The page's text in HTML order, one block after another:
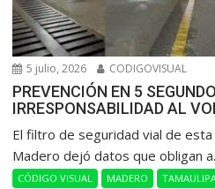
5 julio, 2026 CODIGOVISUAL
PREVENCIÓN EN 5
IRRESPONSABILIDAD AL
​El filtro de seguridad vial de esta
Madero dejó datos que obligan
CÓDIGO VISUAL MADERO